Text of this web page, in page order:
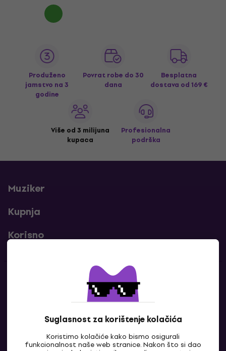
Suglasnost za korištenje kolačića
Koristimo kolačiće kako bismo osigurali
funkcionalnost naše web stranice. Nakon što si dao
Produženo
jamstvo na 3
godine
Povrat robe do 30
dana
Besplatna
dostava od 169 €
Više od 3 milijuna
kupaca
Profesionalna
podrška
Muziker
Kupnja
Korisno
Kontakti
Javi nam se